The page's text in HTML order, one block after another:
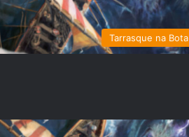
Tarrasque na Bota